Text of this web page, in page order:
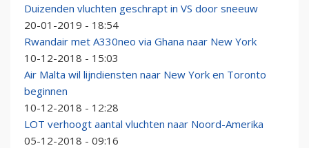
Duizenden vluchten geschrapt in VS door sneeuw
20-01-2019 - 18:54
Rwandair met A330neo via Ghana naar New York
10-12-2018 - 15:03
Air Malta wil lijndiensten naar New York en Toronto
beginnen
10-12-2018 - 12:28
LOT verhoogt aantal vluchten naar Noord-Amerika
05-12-2018 - 09:16